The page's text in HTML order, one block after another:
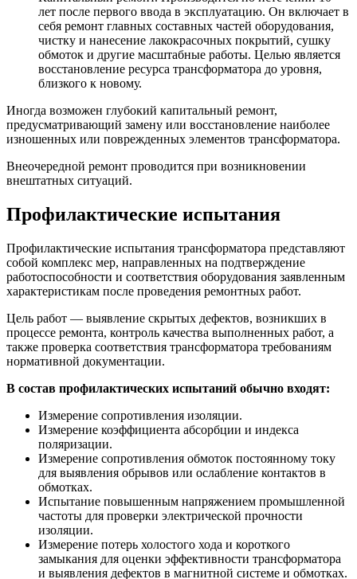
лет после первого ввода в эксплуатацию. Он включает в
себя ремонт главных составных частей оборудования,
чистку и нанесение лакокрасочных покрытий, сушку
обмоток и другие масштабные работы. Целью является
восстановление ресурса трансформатора до уровня,
близкого к новому.
Иногда возможен глубокий капитальный ремонт,
предусматривающий замену или восстановление наиболее
изношенных или поврежденных элементов трансформатора.
Внеочередной ремонт проводится при возникновении
внештатных ситуаций.
Профилактические испытания
Профилактические испытания трансформатора представляют
собой комплекс мер, направленных на подтверждение
работоспособности и соответствия оборудования заявленным
характеристикам после проведения ремонтных работ.
Цель работ — выявление скрытых дефектов, возникших в
процессе ремонта, контроль качества выполненных работ, а
также проверка соответствия трансформатора требованиям
нормативной документации.
В состав профилактических испытаний обычно входят:
Измерение сопротивления изоляции.
Измерение коэффициента абсорбции и индекса
поляризации.
Измерение сопротивления обмоток постоянному току
для выявления обрывов или ослабление контактов в
обмотках.
Испытание повышенным напряжением промышленной
частоты для проверки электрической прочности
изоляции.
Измерение потерь холостого хода и короткого
замыкания для оценки эффективности трансформатора
и выявления дефектов в магнитной системе и обмотках.